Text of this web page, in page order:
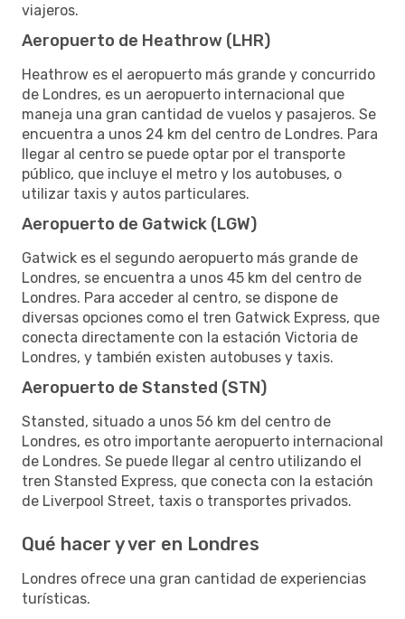
viajeros.
Aeropuerto de Heathrow (LHR)
Heathrow es el aeropuerto más grande y concurrido
de Londres, es un aeropuerto internacional que
maneja una gran cantidad de vuelos y pasajeros. Se
encuentra a unos 24 km del centro de Londres. Para
llegar al centro se puede optar por el transporte
público, que incluye el metro y los autobuses, o
utilizar taxis y autos particulares.
Aeropuerto de Gatwick (LGW)
Gatwick es el segundo aeropuerto más grande de
Londres, se encuentra a unos 45 km del centro de
Londres. Para acceder al centro, se dispone de
diversas opciones como el tren Gatwick Express, que
conecta directamente con la estación Victoria de
Londres, y también existen autobuses y taxis.
Aeropuerto de Stansted (STN)
Stansted, situado a unos 56 km del centro de
Londres, es otro importante aeropuerto internacional
de Londres. Se puede llegar al centro utilizando el
tren Stansted Express, que conecta con la estación
de Liverpool Street, taxis o transportes privados.
Qué hacer y ver en Londres
Londres ofrece una gran cantidad de experiencias
turísticas.